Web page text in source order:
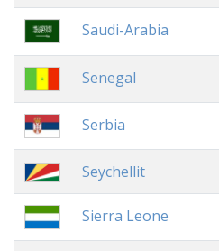
Saudi-Arabia
Senegal
Serbia
Seychellit
Sierra Leone